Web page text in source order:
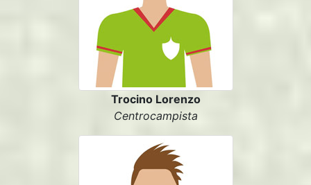
Trocino Lorenzo
Centrocampista